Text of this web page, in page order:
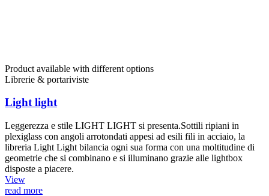
Product available with different options
Librerie & portariviste
Light light
Leggerezza e stile LIGHT LIGHT si presenta.Sottili ripiani in
plexiglass con angoli arrotondati appesi ad esili fili in acciaio, la
libreria Light Light bilancia ogni sua forma con una moltitudine di
geometrie che si combinano e si illuminano grazie alle lightbox
disposte a piacere.
View
read more